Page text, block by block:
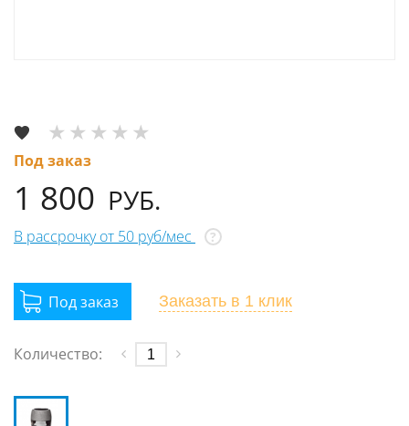
Под заказ
1 800 РУБ.
В рассрочку от 50 руб/мес ?
Заказать в 1 клик
Количество: